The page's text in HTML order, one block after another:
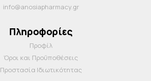
info@anosiapharmacy.gr
Πληροφορίες
Προφίλ
Όροι και Προΰποθέσεις
Προστασία Ιδιωτικότητας